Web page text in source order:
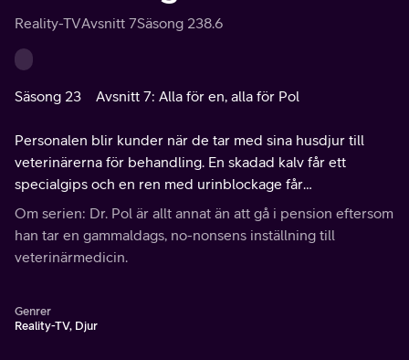
Reality-TVAvsnitt 7Säsong 238.6
Säsong 23 Avsnitt 7: Alla för en, alla för Pol
Personalen blir kunder när de tar med sina husdjur till
veterinärerna för behandling. En skadad kalv får ett
specialgips och en ren med urinblockage får
smärtlindring.
Om serien: Dr. Pol är allt annat än att gå i pension eftersom
han tar en gammaldags, no-nonsens inställning till
veterinärmedicin.
Genrer
Reality-TV, Djur